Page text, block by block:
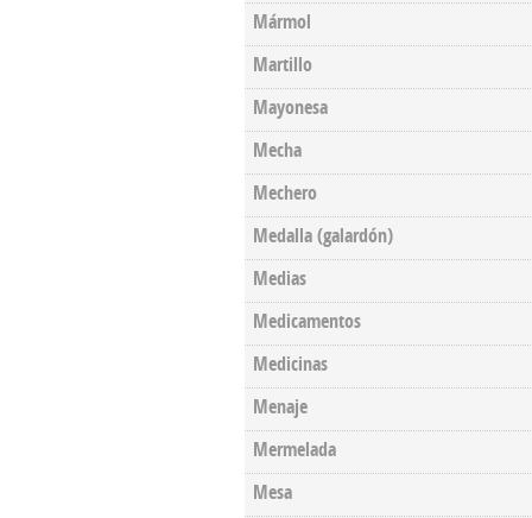
Mármol
Martillo
Mayonesa
Mecha
Mechero
Medalla (galardón)
Medias
Medicamentos
Medicinas
Menaje
Mermelada
Mesa